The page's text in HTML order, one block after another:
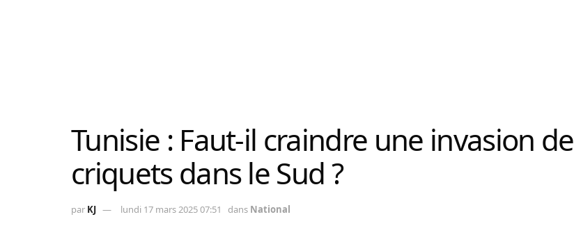
Tunisie : Faut-il craindre une invasion de
criquets dans le Sud ?
par KJ lundi 17 mars 2025 07:51 dans National